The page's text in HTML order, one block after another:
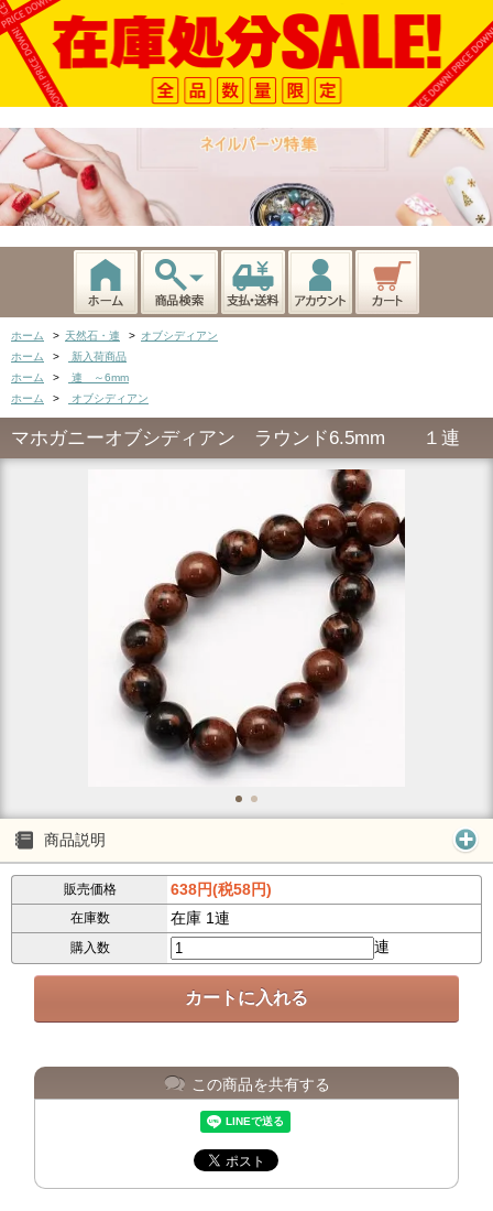
ホーム > 天然石・連 > オブシディアン
ホーム
>
新入荷商品
ホーム
>
連 ～6mm
ホーム
> オブシディアン
マホガニーオブシディアン ラウンド6.5mm １連
商品説明
販売価格 638円(税58円)
在庫数 在庫 1連
購入数 連
この商品を共有する